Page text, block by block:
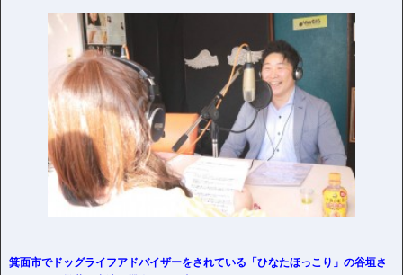
箕面市でドッグライフアドバイザーをされている「ひなたほっこり」の谷垣さ